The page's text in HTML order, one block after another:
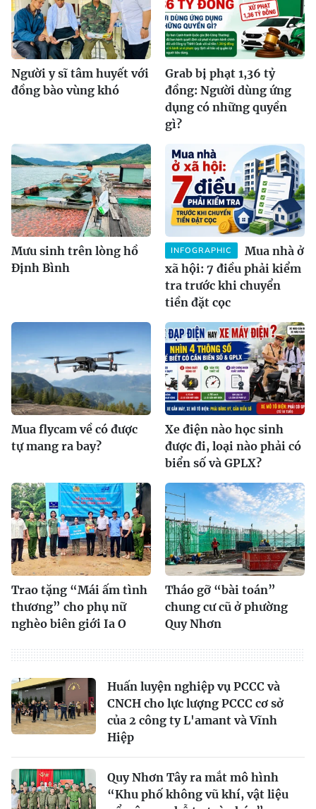
Người y sĩ tâm huyết với
đồng bào vùng khó
Grab bị phạt 1,36 tỷ
đồng: Người dùng ứng
dụng có những quyền
gì?
Mưu sinh trên lòng hồ
Định Bình
INFOGRAPHIC
Mua nhà ở
xã hội: 7 điều phải kiểm
tra trước khi chuyển
tiền đặt cọc
Mua flycam về có được
tự mang ra bay?
Xe điện nào học sinh
được đi, loại nào phải có
biển số và GPLX?
Trao tặng “Mái ấm tình
thương” cho phụ nữ
nghèo biên giới Ia O
Tháo gỡ “bài toán”
chung cư cũ ở phường
Quy Nhơn
Huấn luyện nghiệp vụ PCCC và
CNCH cho lực lượng PCCC cơ sở
của 2 công ty L'amant và Vĩnh
Hiệp
Quy Nhơn Tây ra mắt mô hình
“Khu phố không vũ khí, vật liệu